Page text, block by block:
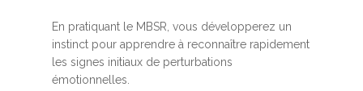
En pratiquant le MBSR, vous développerez un
instinct pour apprendre à reconnaître rapidement
les signes initiaux de perturbations
émotionnelles.